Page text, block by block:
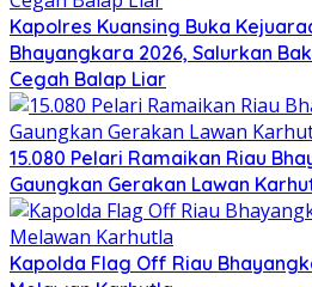
Kapolres Kuansing Buka
Bhayangkara 2026, Salurkan
Cegah Balap Liar
15.080 Pelari Ramaikan Riau
Gaungkan Gerakan Lawan
Kapolda Flag Off Riau